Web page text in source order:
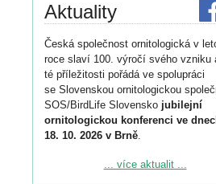
Aktuality
Česká společnost ornitologická v
roce slaví 100. výročí svého vzniku
té příležitosti pořádá ve spolupráci
se Slovenskou ornitologickou
SOS/BirdLife Slovensko jubilejní
ornitologickou konferenci ve
18. 10. 2026 v Brně.
Podrobnější informace ke konferenci
... více aktualit ...